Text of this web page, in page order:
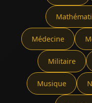
Médecine
Militaire
Musique